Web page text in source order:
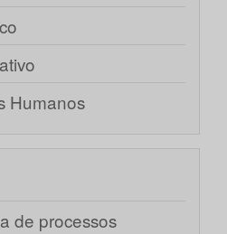
Humanos
de processos